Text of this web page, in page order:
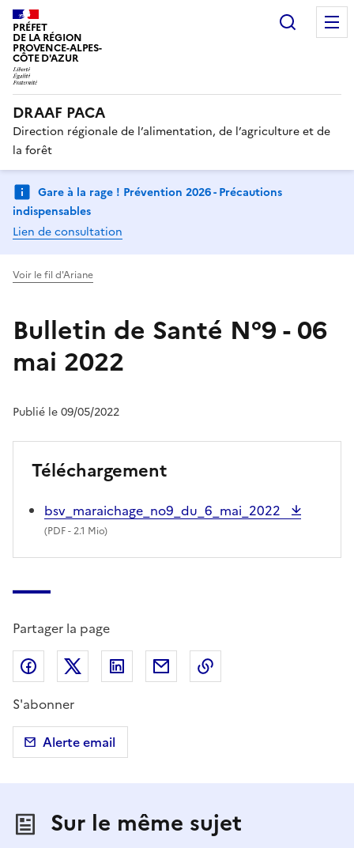
PRÉFET
DE LA RÉGION
PROVENCE-ALPES-
CÔTE D'AZUR
DRAAF PACA
Direction régionale de l’alimentation, de l’agriculture et de
la forêt
Gare à la rage ! Prévention 2026 - Précautions
indispensables
Lien de consultation
Voir le fil d'Ariane
Bulletin de Santé N°9 - 06
mai 2022
Publié le 09/05/2022
Téléchargement
bsv_maraichage_no9_du_6_mai_2022
(PDF- 2.1 Mio)
Partager la page
Partager sur Facebook
Partager sur X (anciennement Twitter)
Partager sur LinkedIn
Partager par email
S'abonner
Alerte email
Sur le même sujet